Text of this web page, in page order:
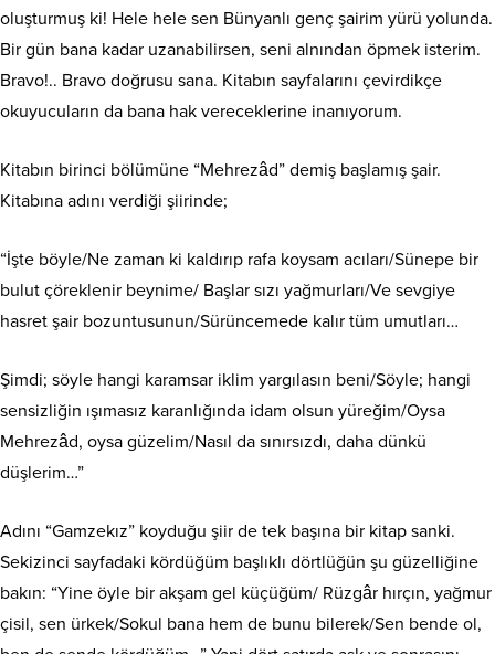
oluşturmuş ki! Hele hele sen Bünyanlı genç şairim yürü yolunda.
Bir gün bana kadar uzanabilirsen, seni alnından öpmek isterim.
Bravo!.. Bravo doğrusu sana. Kitabın sayfalarını çevirdikçe
okuyucuların da bana hak vereceklerine inanıyorum.
Kitabın birinci bölümüne “Mehrezâd” demiş başlamış şair.
Kitabına adını verdiği şiirinde;
“İşte böyle/Ne zaman ki kaldırıp rafa koysam acıları/Sünepe bir
bulut çöreklenir beynime/ Başlar sızı yağmurları/Ve sevgiye
hasret şair bozuntusunun/Sürüncemede kalır tüm umutları…
Şimdi; söyle hangi karamsar iklim yargılasın beni/Söyle; hangi
sensizliğin ışımasız karanlığında idam olsun yüreğim/Oysa
Mehrezâd, oysa güzelim/Nasıl da sınırsızdı, daha dünkü
düşlerim…”
Adını “Gamzekız” koyduğu şiir de tek başına bir kitap sanki.
Sekizinci sayfadaki kördüğüm başlıklı dörtlüğün şu güzelliğine
bakın: “Yine öyle bir akşam gel küçüğüm/ Rüzgâr hırçın, yağmur
çisil, sen ürkek/Sokul bana hem de bunu bilerek/Sen bende ol,